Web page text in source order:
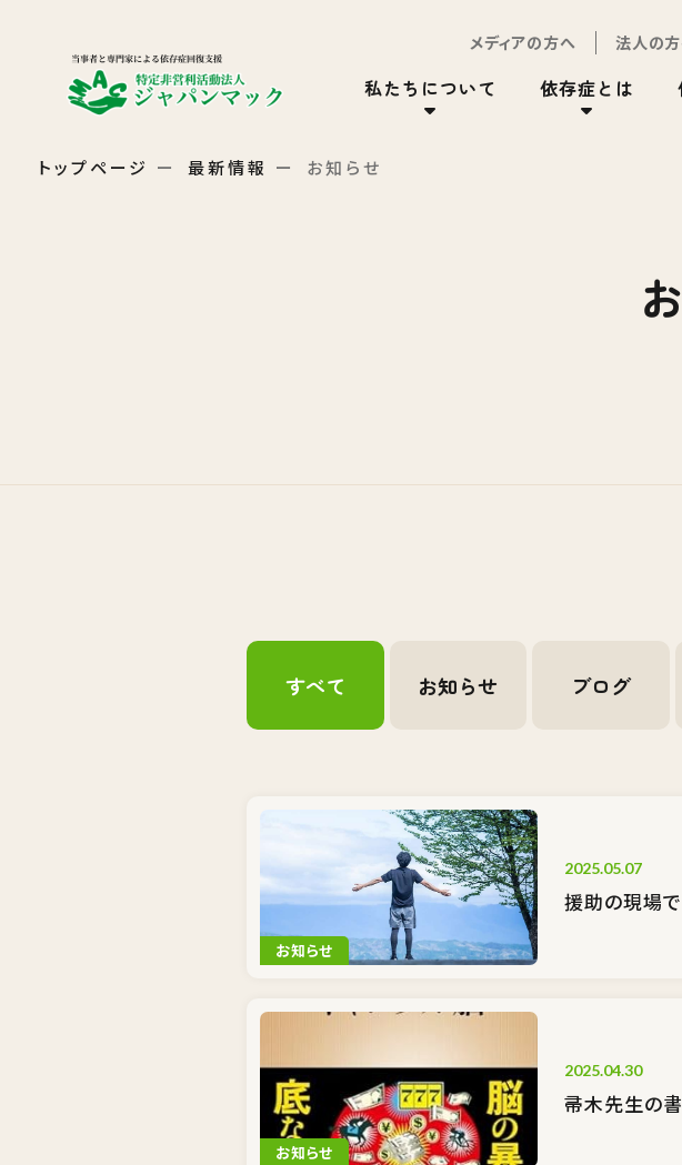
メディアの方へ 法人の
私たちについて 依存症とは
トップページ 最新情報 お知らせ
すべて お知らせ ブログ
お知らせ
2025.05.07
援助の現場
お知らせ
2025.04.30
帚木先生の